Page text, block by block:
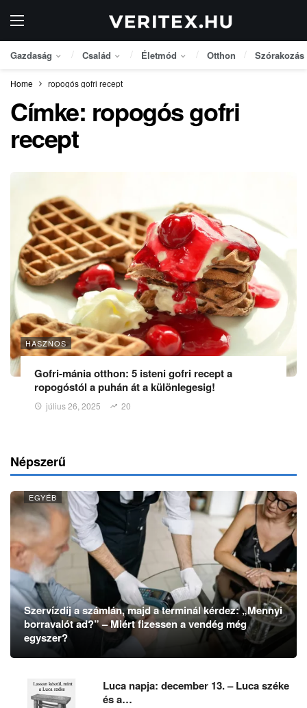
Gazdaság Család Életmód Otthon Szórakozás
Home ropogós gofri recept
Címke: ropogós gofri
recept
HASZNOS
Gofri-mánia otthon: 5 isteni gofri recept a
ropogóstól a puhán át a különlegesig!
július 26, 2025 20
Népszerű
EGYÉB
Szervízdíj a számlán, majd a terminál kérdez: „Mennyi
borravalót ad?” – Miért fizessen a vendég még
egyszer?
Luca napja: december 13. – Luca széke
és a…